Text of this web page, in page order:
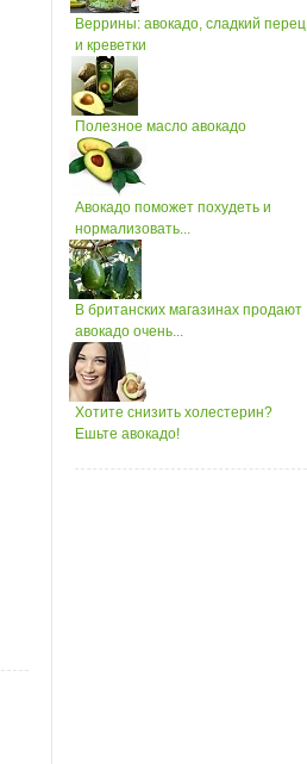
Веррины: авокадо, сладкий перец
и креветки
Полезное масло авокадо
Авокадо поможет похудеть и
нормализовать...
В британских магазинах продают
авокадо очень...
Хотите снизить холестерин?
Ешьте авокадо!